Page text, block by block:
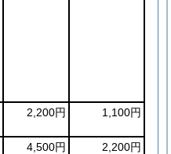
2,200円 1,100円
4,500円 2,200円